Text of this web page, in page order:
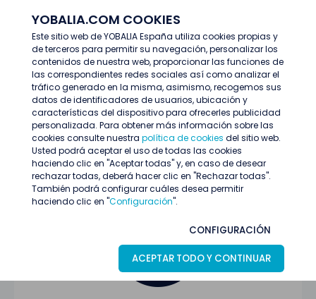
YOBALIA.COM COOKIES
Este sitio web de YOBALIA España utiliza cookies propias y
de terceros para permitir su navegación, personalizar los
contenidos de nuestra web, proporcionar las funciones de
las correspondientes redes sociales así como analizar el
tráfico generado en la misma, asimismo, recogemos sus
datos de identificadores de usuarios, ubicación y
características del dispositivo para ofrecerles publicidad
personalizada. Para obtener más información sobre las
cookies consulte nuestra política de cookies del sitio web.
Usted podrá aceptar el uso de todas las cookies
haciendo clic en "Aceptar todas" y, en caso de desear
rechazar todas, deberá hacer clic en "Rechazar todas".
También podrá configurar cuáles desea permitir
haciendo clic en "Configuración".
CONFIGURACIÓN
ACEPTAR TODO Y CONTINUAR
Últimas ofertas
Oferta no encontrada o ha finalizado su
proceso de selección